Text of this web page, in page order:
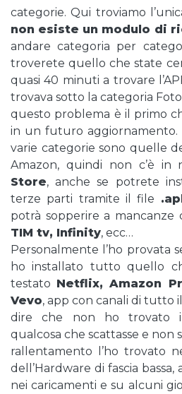
categorie. Qui troviamo
non esiste un modulo di
andare categoria per
troverete quello che state
quasi 40 minuti a trovare
trovava sotto la categoria
questo problema è il primo
in un futuro aggiornamento.
varie categorie sono quelle
Amazon, quindi non c’è in
Store, anche se potrete
terze parti tramite il file
potrà sopperire a mancanze
TIM tv, Infinity, ecc…
Personalmente l’ho provata
ho installato tutto quello
testato Netflix, Amazon
Vevo, app con canali di tutto
dire che non ho trovato
qualcosa che scattasse e non
rallentamento l’ho trovato
dell’Hardware di fascia
nei caricamenti e su alcuni